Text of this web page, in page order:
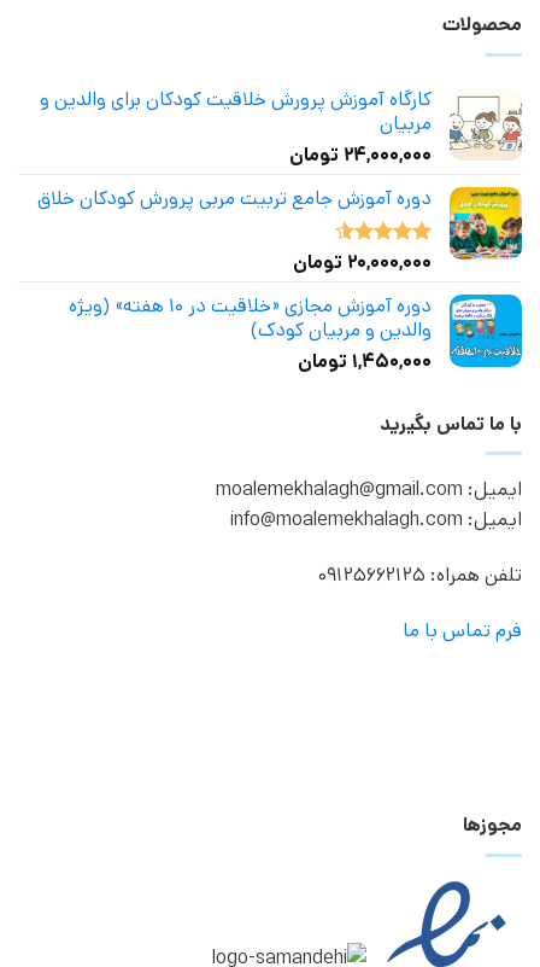
محصولات
کارگاه آموزش پرورش خلاقیت کودکان برای والدین و
مربیان
۲۴,۰۰۰,۰۰۰ تومان
دوره آموزش جامع تربیت مربی پرورش کودکان خلاق
نمره4.50
۲۰,۰۰۰,۰۰۰ تومان
دوره آموزش مجازی «خلاقیت در ۱۰ هفته» (ویژه
والدین و مربیان کودک)
۱,۴۵۰,۰۰۰ تومان
با ما تماس بگیرید
ایمیل: moalemekhalagh@gmail.com
ایمیل: info@moalemekhalagh.com
تلفن همراه: 09125662125
فرم تماس با ما
مجوزها